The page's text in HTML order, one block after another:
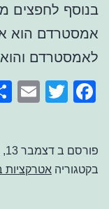
בנוסף לחפצים
אמסטרדם הוא
לאמסטרדם
פורסם ב דצמבר 13, 2021
בקטגוריה